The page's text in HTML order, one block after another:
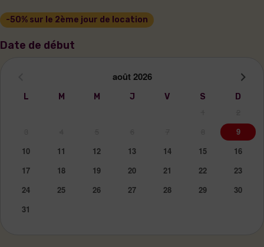
Date de début
août 2026
L M M J V S D
9
10
11 12 13 14 15
16
17
18 19 20 21 22
23
24
25 26 27 28 29
30
31